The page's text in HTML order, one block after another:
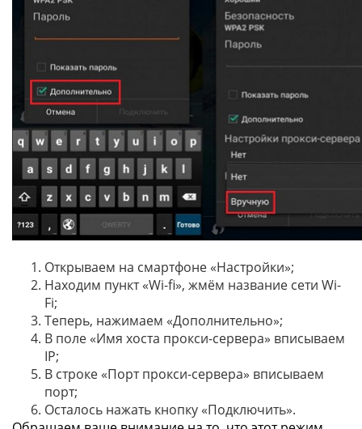
Открываем на смартфоне «Настройки»;
Находим пункт «Wi-fi», жмём название сети Wi-
Fi;
Теперь, нажимаем «Дополнительно»;
В поле «Имя хоста прокси-сервера» вписываем
IP;
В строке «Порт прокси-сервера» вписываем
порт;
Осталось нажать кнопку «Подключить».